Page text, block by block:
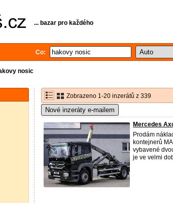
... bazar pro každého
Co:
nosic
Zobrazeno 1-20 inzerátů z 339
Nové inzeráty e-mailem
Mercedes
Prodám
kontejnerů
vybavené
je ve velmi